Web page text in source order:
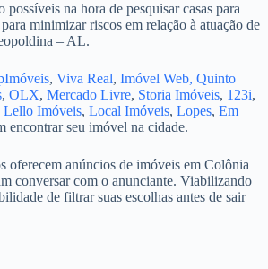
possíveis na hora de pesquisar casas para
minimizar riscos em relação à atuação de
– AL.
, Viva Real, Imóvel Web, Quinto
, OLX, Mercado Livre, Storia Imóveis, 123i,
Lello Imóveis, Local Imóveis, Lopes, Em
encontrar seu imóvel na cidade.
oferecem anúncios de imóveis em Colônia
conversar com o anunciante. Viabilizando
de filtrar suas escolhas antes de sair